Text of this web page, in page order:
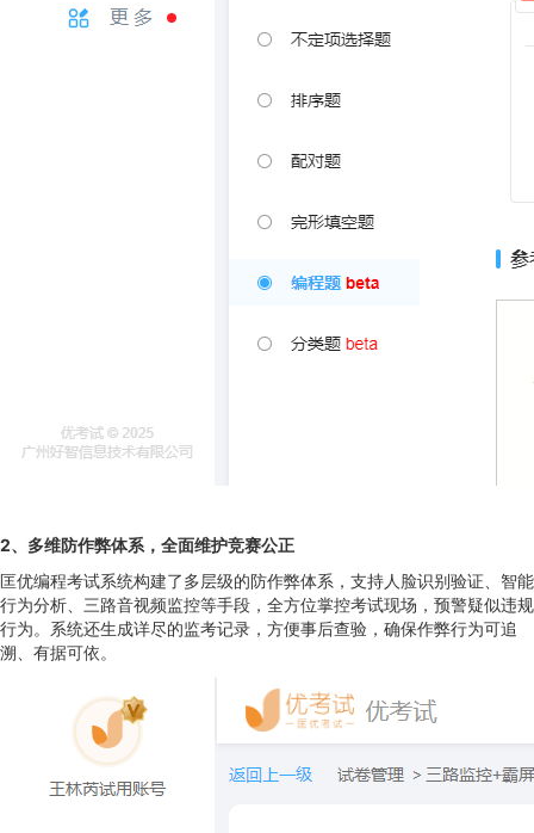
2、 多维防作弊体系，全面维护竞赛公正
匡优编程考试系统构建了多层级的防作弊体系，支持人脸识别验证、智能
行为分析、三路音视频监控等手段，全方位掌控考试现场，预警疑似违规
行为。系统还生成详尽的监考记录，方便事后查验，确保作弊行为可追
溯、有据可依。